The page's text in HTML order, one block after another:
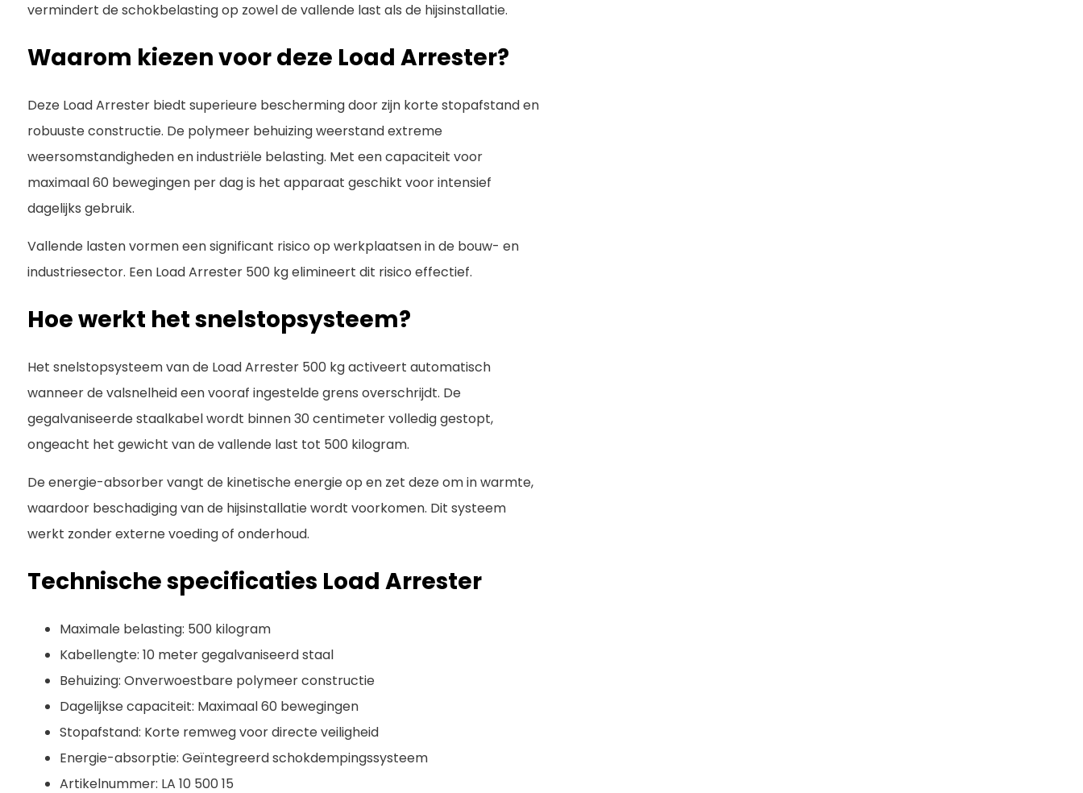
vermindert de schokbelasting op zowel de vallende last als de hijsinstallatie.
Waarom kiezen voor deze Load Arrester?
Deze Load Arrester biedt superieure bescherming door zijn korte stopafstand en
robuuste constructie. De polymeer behuizing weerstand extreme
weersomstandigheden en industriële belasting. Met een capaciteit voor
maximaal 60 bewegingen per dag is het apparaat geschikt voor intensief
dagelijks gebruik.
Vallende lasten vormen een significant risico op werkplaatsen in de bouw- en
industriesector. Een Load Arrester 500 kg elimineert dit risico effectief.
Hoe werkt het snelstopsysteem?
Het snelstopsysteem van de Load Arrester 500 kg activeert automatisch
wanneer de valsnelheid een vooraf ingestelde grens overschrijdt. De
gegalvaniseerde staalkabel wordt binnen 30 centimeter volledig gestopt,
ongeacht het gewicht van de vallende last tot 500 kilogram.
De energie-absorber vangt de kinetische energie op en zet deze om in warmte,
waardoor beschadiging van de hijsinstallatie wordt voorkomen. Dit systeem
werkt zonder externe voeding of onderhoud.
Technische specificaties Load Arrester
Maximale belasting: 500 kilogram
Kabellengte: 10 meter gegalvaniseerd staal
Behuizing: Onverwoestbare polymeer constructie
Dagelijkse capaciteit: Maximaal 60 bewegingen
Stopafstand: Korte remweg voor directe veiligheid
Energie-absorptie: Geïntegreerd schokdempingssysteem
Artikelnummer: LA 10 500 15